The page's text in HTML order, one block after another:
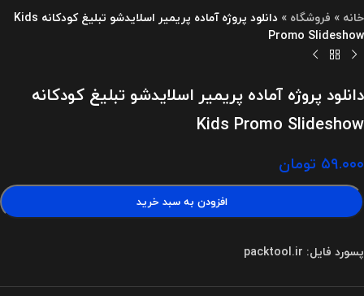
خانه » فروشگاه »
دانلود پروژه آماده پریمیر اسلایدشو تبلیغ کودکانه Kids
Promo Slideshow
دانلود پروژه آماده پریمیر اسلایدشو تبلیغ کودکانه
Kids Promo Slideshow
۵۹.۰۰۰ تومان
افزودن به سبد خرید
پسورد فایل: packtool.ir